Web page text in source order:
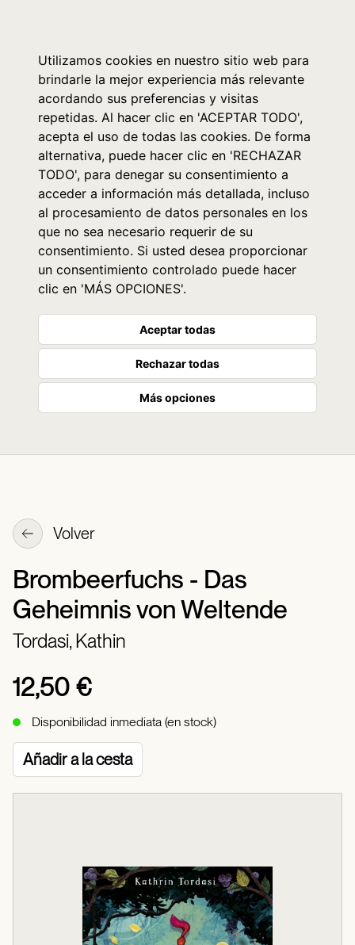
Utilizamos cookies en nuestro sitio web para
brindarle la mejor experiencia más relevante
acordando sus preferencias y visitas
repetidas. Al hacer clic en 'ACEPTAR TODO',
acepta el uso de todas las cookies. De forma
alternativa, puede hacer clic en 'RECHAZAR
TODO', para denegar su consentimiento a
acceder a información más detallada, incluso
al procesamiento de datos personales en los
que no sea necesario requerir de su
consentimiento. Si usted desea proporcionar
un consentimiento controlado puede hacer
clic en 'MÁS OPCIONES'.
Aceptar todas
Rechazar todas
Más opciones
Volver
Brombeerfuchs - Das
Geheimnis von Weltende
Tordasi, Kathin
12,50 €
Disponibilidad inmediata (en stock)
Añadir a la cesta